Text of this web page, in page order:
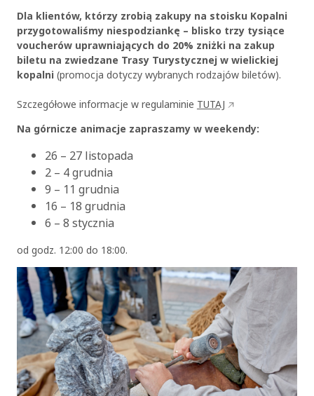
Dla klientów, którzy zrobią zakupy na stoisku Kopalni
przygotowaliśmy niespodziankę – blisko trzy tysiące
voucherów uprawniających do 20% zniżki na zakup
biletu na zwiedzane Trasy Turystycznej w wielickiej
kopalni (promocja dotyczy wybranych rodzajów biletów).
Szczegółowe informacje w regulaminie TUTAJ
Na górnicze animacje zapraszamy w weekendy:
26 – 27 listopada
2 – 4 grudnia
9 – 11 grudnia
16 – 18 grudnia
6 – 8 stycznia
od godz. 12:00 do 18:00.